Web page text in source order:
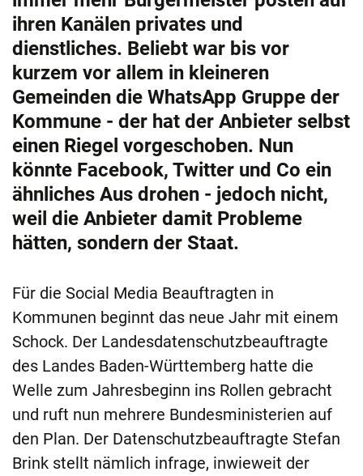
ihren Kanälen privates und
dienstliches. Beliebt war bis vor
kurzem vor allem in kleineren
Gemeinden die WhatsApp Gruppe der
Kommune - der hat der Anbieter selbst
einen Riegel vorgeschoben. Nun
könnte Facebook, Twitter und Co ein
ähnliches Aus drohen - jedoch nicht,
weil die Anbieter damit Probleme
hätten, sondern der Staat.
Für die Social Media Beauftragten in
Kommunen beginnt das neue Jahr mit einem
Schock. Der Landesdatenschutzbeauftragte
des Landes Baden-Württemberg hatte die
Welle zum Jahresbeginn ins Rollen gebracht
und ruft nun mehrere Bundesministerien auf
den Plan. Der Datenschutzbeauftragte Stefan
Brink stellt nämlich infrage, inwieweit der